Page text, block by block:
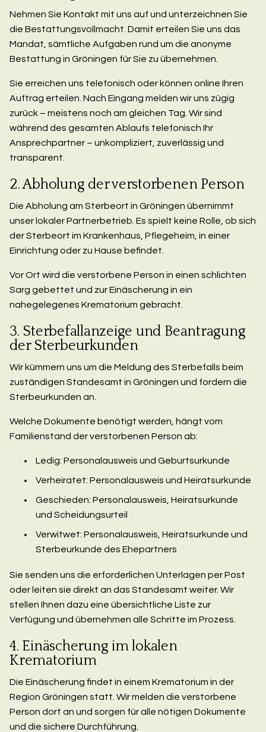
Nehmen Sie Kontakt mit uns auf und unterzeichnen Sie
die Bestattungsvollmacht. Damit erteilen Sie uns das
Mandat, sämtliche Aufgaben rund um die anonyme
Bestattung in Gröningen für Sie zu übernehmen.
Sie erreichen uns telefonisch oder können online Ihren
Auftrag erteilen. Nach Eingang melden wir uns zügig
zurück – meistens noch am gleichen Tag. Wir sind
während des gesamten Ablaufs telefonisch Ihr
Ansprechpartner – unkompliziert, zuverlässig und
transparent.
2. Abholung der verstorbenen Person
Die Abholung am Sterbeort in Gröningen übernimmt
unser lokaler Partnerbetrieb. Es spielt keine Rolle, ob sich
der Sterbeort im Krankenhaus, Pflegeheim, in einer
Einrichtung oder zu Hause befindet.
Vor Ort wird die verstorbene Person in einen schlichten
Sarg gebettet und zur Einäscherung in ein
nahegelegenes Krematorium gebracht.
3. Sterbefallanzeige und Beantragung
der Sterbeurkunden
Wir kümmern uns um die Meldung des Sterbefalls beim
zuständigen Standesamt in Gröningen und fordern die
Sterbeurkunden an.
Welche Dokumente benötigt werden, hängt vom
Familienstand der verstorbenen Person ab:
Ledig: Personalausweis und Geburtsurkunde
Verheiratet: Personalausweis und Heiratsurkunde
Geschieden: Personalausweis, Heiratsurkunde
und Scheidungsurteil
Verwitwet: Personalausweis, Heiratsurkunde und
Sterbeurkunde des Ehepartners
Sie senden uns die erforderlichen Unterlagen per Post
oder leiten sie direkt an das Standesamt weiter. Wir
stellen Ihnen dazu eine übersichtliche Liste zur
Verfügung und übernehmen alle Schritte im Prozess.
4. Einäscherung im lokalen
Krematorium
Die Einäscherung findet in einem Krematorium in der
Region Gröningen statt. Wir melden die verstorbene
Person dort an und sorgen für alle nötigen Dokumente
und die sichere Durchführung.